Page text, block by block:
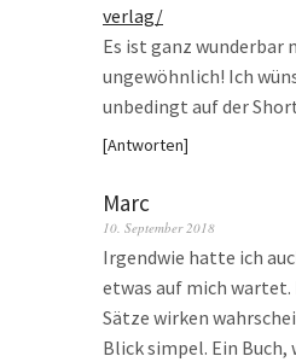
verlag/
Es ist ganz wunderbar
ungewöhnlich! Ich
unbedingt auf der
Antworten
Marc
10. September 2018
Irgendwie hatte ich
etwas auf mich
Sätze wirken
Blick simpel. Ein